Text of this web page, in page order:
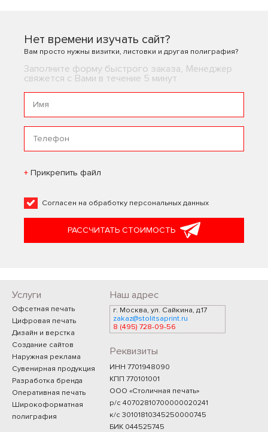
Нет времени изучать сайт?
Вам просто нужны визитки, листовки и другая полиграфия?
Заполните форму быстрого заказа, Менеджер
свяжется с Вами в течение 5 минут
Прикрепить файл
Согласен на обработку персональных данных
РАССЧИТАТЬ СТОИМОСТЬ
Услуги
Офсетная печать
Цифровая печать
Дизайн и верстка
Создание сайтов
Наружная реклама
Сувенирная продукция
Разработка бренда
Оперативная печать
Широкоформатная
полиграфия
Наш адрес
г. Москва, ул. Сайкина, д.17
zakaz@stolitsaprint.ru
8 (495) 728-09-56
Реквизиты
ИНН 7701948090
КПП 770101001
ООО «Столичная печать»
р/с 40702810700000020241
к/с 30101810345250000745
БИК 044525745